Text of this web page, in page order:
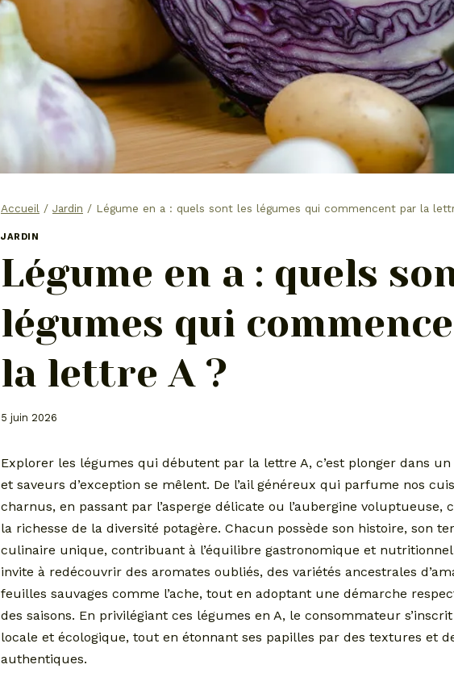
Accueil / Jardin / Légume en a : quels sont les légumes qui commencent par la
JARDIN
Légume en a : quels
légumes qui
la lettre A ?
5 juin 2026
Explorer les légumes qui débutent par la lettre A, c’est plonger dans
et saveurs d’exception se mêlent. De l’ail généreux qui parfume nos
charnus, en passant par l’asperge délicate ou l’aubergine voluptueuse,
la richesse de la diversité potagère. Chacun possède son histoire, son
culinaire unique, contribuant à l’équilibre gastronomique et
invite à redécouvrir des aromates oubliés, des variétés ancestrales
feuilles sauvages comme l’ache, tout en adoptant une démarche
des saisons. En privilégiant ces légumes en A, le consommateur
locale et écologique, tout en étonnant ses papilles par des textures et
authentiques.